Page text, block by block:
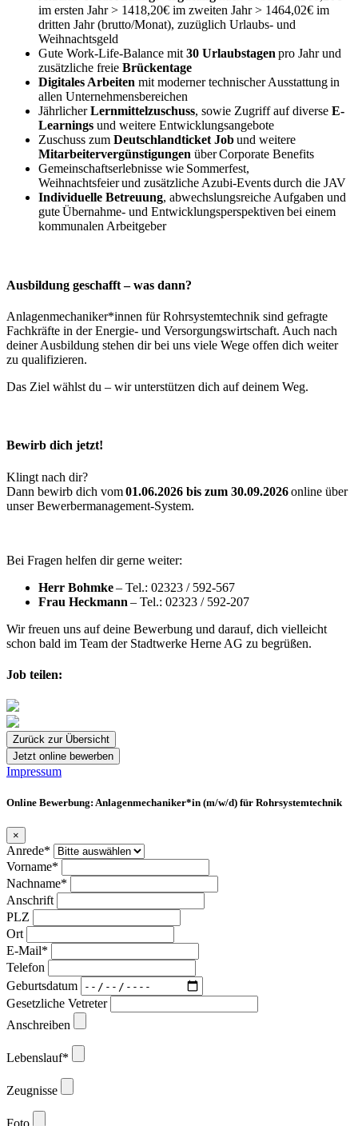
im ersten Jahr > 1418,20€ im zweiten Jahr > 1464,02€ im
dritten Jahr (brutto/Monat), zuzüglich Urlaubs- und
Weihnachtsgeld
Gute Work-Life-Balance mit30 Urlaubstagenpro Jahr und
zusätzliche freie Brückentage
Digitales Arbeiten mit moderner technischer Ausstattung in
allen Unternehmensbereichen
JährlicherLernmittelzuschuss, sowie Zugriff auf diverse E-
Learnings und weitere Entwicklungsangebote
Zuschuss zum Deutschlandticket Jobund weitere
Mitarbeitervergünstigungen über Corporate Benefits
Gemeinschaftserlebnisse wie Sommerfest,
Weihnachtsfeier und zusätzliche Azubi-Events durch die JAV
Individuelle Betreuung, abwechslungsreiche Aufgaben und
gute Übernahme- und Entwicklungsperspektiven bei einem
kommunalen Arbeitgeber
Ausbildung geschafft – was dann?
Anlagenmechaniker*innen für Rohrsystemtechnik sind gefragte
Fachkräfte in der Energie- und Versorgungswirtschaft. Auch nach
deiner Ausbildung stehen dir bei uns viele Wege offen dich weiter
zu qualifizieren.
Das Ziel wählst du – wir unterstützen dich auf deinem Weg.
Bewirb dich jetzt!
Klingt nach dir?
Dann bewirb dich vom01.06.2026 bis zum 30.09.2026online über
unser Bewerbermanagement-System.
Bei Fragen helfen dir gerne weiter:
Herr Bohmke– Tel.: 02323 / 592-567
Frau Heckmann – Tel.: 02323 / 592-207
Wir freuen uns auf deine Bewerbung und darauf, dich vielleicht
schon bald im Team der Stadtwerke Herne AG zu begrüßen.
Job teilen:
Zurück zur Übersicht
Jetzt online bewerben
Impressum
Online Bewerbung: Anlagenmechaniker*in (m/w/d) für Rohrsystemtechnik
×
Anrede*
Vorname*
Nachname*
Anschrift
PLZ
Ort
E-Mail*
Telefon
Geburtsdatum
Gesetzliche Vetreter
Anschreiben
Lebenslauf*
Zeugnisse